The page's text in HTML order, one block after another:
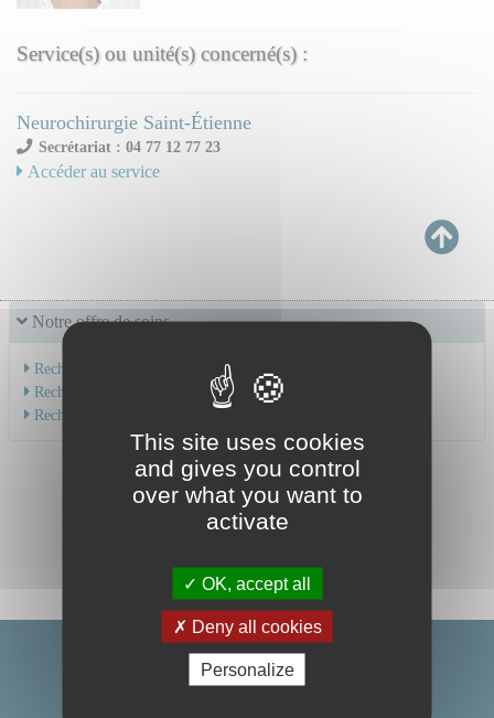
Notre offre de soins
Recherche par service
Recherche par spécialité
Recherche par médecin
Service(s) ou unité(s) concerné(s) :
Neurochirurgie Saint-Étienne
Secrétariat : 04 77 12 77 23
Accéder au service
This site uses cookies
and gives you control
over what you want to
activate
OK, accept all
Deny all cookies
Personalize